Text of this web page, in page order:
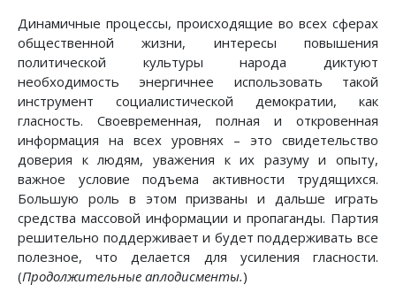
Динамичные процессы, происходящие во всех сферах
общественной жизни, интересы повышения
политической культуры народа диктуют
необходимость энергичнее использовать такой
инструмент социалистической демократии, как
гласность. Своевременная, полная и откровенная
информация на всех уровнях – это свидетельство
доверия к людям, уважения к их разуму и опыту,
важное условие подъема активности трудящихся.
Большую роль в этом призваны и дальше играть
средства массовой информации и пропаганды. Партия
решительно поддерживает и будет поддерживать все
полезное, что делается для усиления гласности.
(Продолжительные аплодисменты.)